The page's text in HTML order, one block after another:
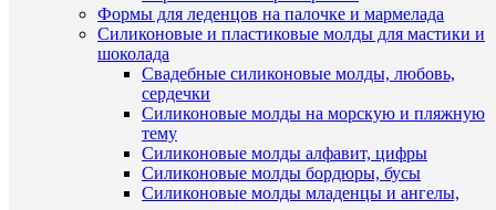
Формы для леденцов на палочке и мармелада
Силиконовые и пластиковые молды для мастики и
шоколада
Свадебные силиконовые молды, любовь,
сердечки
Силиконовые молды на морскую и пляжную
тему
Силиконовые молды алфавит, цифры
Силиконовые молды бордюры, бусы
Силиконовые молды младенцы и ангелы,
клик
В
В
руб.